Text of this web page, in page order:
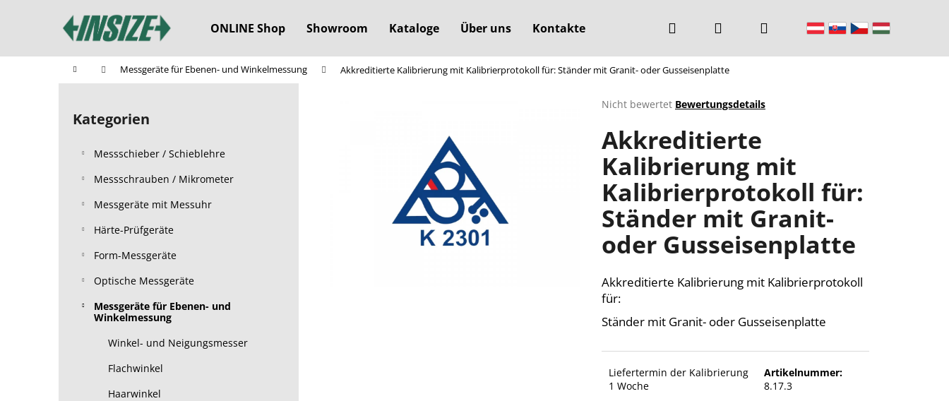
ONLINE Shop Showroom Kataloge Über uns Kontakte Suchen Warenkorb
StartseiteMessgeräte für Ebenen- und Winkelmessung Akkreditierte Kalibrierung mit Kalibrierprotokoll für: Ständer mit Granit- oder Gusseisenplatte
S
Kategorien
überspringen
Kategorien
Messschieber / Schieblehre
Messschrauben / Mikrometer
Messgeräte mit Messuhr
Härte-Prüfgeräte
Form-Messgeräte
Optische Messgeräte
Messgeräte für Ebenen- und
Winkelmessung
Winkel- und Neigungsmesser
Flachwinkel
Haarwinkel
Die
Produktbewertung
ist
0,0
von
5
Sternen.
Nicht bewertet Bewertungsdetails
Akkreditierte
Kalibrierung mit
Kalibrierprotokoll für:
Ständer mit Granit-
oder Gusseisenplatte
Akkreditierte Kalibrierung mit Kalibrierprotokoll
für:
Ständer mit Granit- oder Gusseisenplatte
Liefertermin der Kalibrierung
1 Woche
Artikelnummer:
8.17.3
e
Zurück
zum
Zurück
zum
Was suchen Sie?
Wir empfehlen